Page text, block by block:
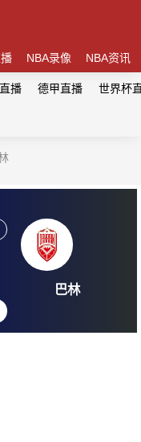
NBA录像 NBA资讯
播 德甲直播 世界杯